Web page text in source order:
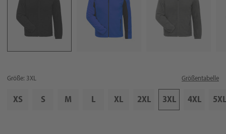
Größe: 3XL Größentabelle
XS S M L XL 2XL 3XL 4XL 5XL